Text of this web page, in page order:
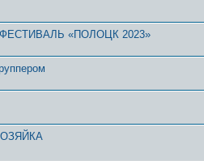
ФЕСТИВАЛЬ «ПОЛОЦК 2023»